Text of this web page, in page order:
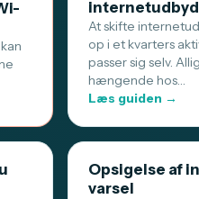
At skifte
op i et kvarters
passer sig selv.
hængende hos…
Læs guiden →
Opsigelse af
varsel